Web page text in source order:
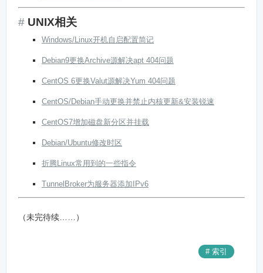
UNIX相关
Windows/Linux开机自启配置简记
Debian9更换Archive源解决apt 404问题
CentOS 6更换Valut源解决Yum 404问题
CentOS/Debian手动更换并禁止内核更新&安装锐速
CentOS7增加磁盘新分区并挂载
Debian/Ubuntu修改时区
折腾Linux常用到的一些指令
TunnelBroker为服务器添加IPv6
（未完待续……）
# 索引